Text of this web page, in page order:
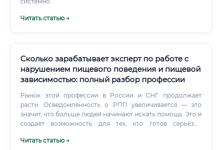
Читать статью →
Сколько зарабатывает эксперт по работе с
нарушением пищевого поведения и пищевой
зависимостью: полный разбор профессии
Рынок этой профессии в России и СНГ продолжает
расти. Осведомлённость о РПП увеличивается — это
значит, что больше людей начинают искать помощь. Это и
создаёт возможность для тех, кто готов серьёзно
Читать статью →